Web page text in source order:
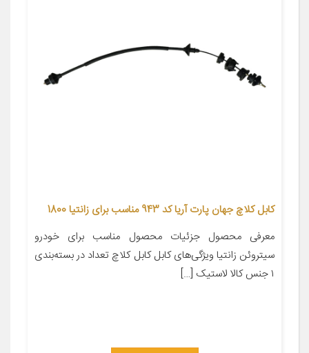
کابل کلاچ جهان پارت آریا کد 943 مناسب برای زانتیا 1800
معرفی محصول جزئیات محصول مناسب برای خودرو
سیتروئن زانتیا ویژگی‌های کابل کابل کلاچ تعداد در بسته‌بندی
۱ جنس کالا لاستیک […]